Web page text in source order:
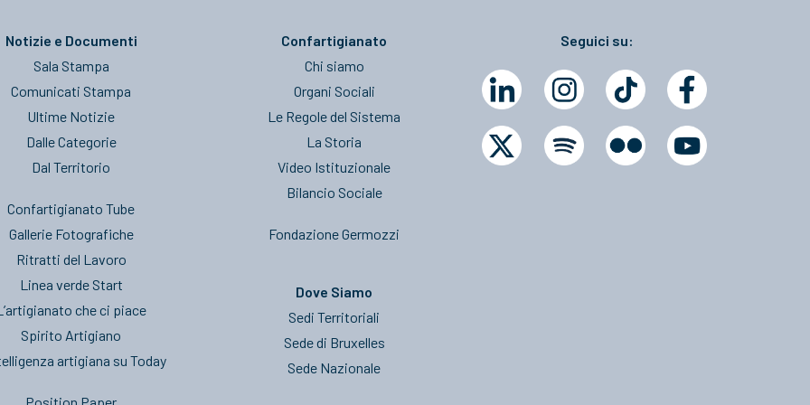
Notizie e Documenti
Sala Stampa
Comunicati Stampa
Ultime Notizie
Dalle Categorie
Dal Territorio
Confartigianato Tube
Gallerie Fotografiche
Ritratti del Lavoro
Linea verde Start
che ci piace
Spirito Artigiano
artigiana su Today
Confartigianato
Chi siamo
Organi Sociali
Le Regole del Sistema
La Storia
Video Istituzionale
Bilancio Sociale
Fondazione Germozzi
Dove Siamo
Sedi Territoriali
Sede di Bruxelles
Sede Nazionale
Seguici su: